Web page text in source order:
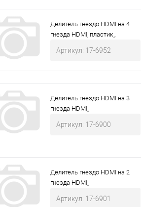
Делитель гнездо HDMI на 4
гнезда HDMI, пластик,,
Артикул: 17-6952
Делитель гнездо HDMI на 3
гнезда HDMI,,
Артикул: 17-6900
Делитель гнездо HDMI на 2
гнезда HDMI,,
Артикул: 17-6901